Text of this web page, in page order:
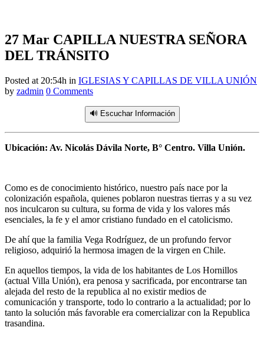
27 Mar CAPILLA NUESTRA SEÑORA
DEL TRÁNSITO
Posted at 20:54h in IGLESIAS Y CAPILLAS DE VILLA UNIÓN
by zadmin 0 Comments
🔊 Escuchar Información
Ubicación: Av. Nicolás Dávila Norte, B° Centro. Villa Unión.
Como es de conocimiento histórico, nuestro país nace por la
colonización española, quienes poblaron nuestras tierras y a su vez
nos inculcaron su cultura, su forma de vida y los valores más
esenciales, la fe y el amor cristiano fundado en el catolicismo.
De ahí que la familia Vega Rodríguez, de un profundo fervor
religioso, adquirió la hermosa imagen de la virgen en Chile.
En aquellos tiempos, la vida de los habitantes de Los Hornillos
(actual Villa Unión), era penosa y sacrificada, por encontrarse tan
alejada del resto de la republica al no existir medios de
comunicación y transporte, todo lo contrario a la actualidad; por lo
tanto la solución más favorable era comercializar con la Republica
trasandina.